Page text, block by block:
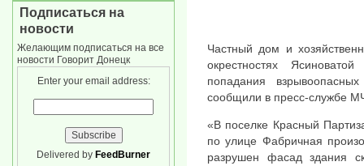
Частный дом и
окрестностях
попадания
сообщили в пресс-службе
«В поселке Красный
по улице Фабричная
разрушен фасад здания
Подписаться на
новости
Желающим подписаться на все
новости Говорит Донецк
Enter your email address:
Delivered by FeedBurner